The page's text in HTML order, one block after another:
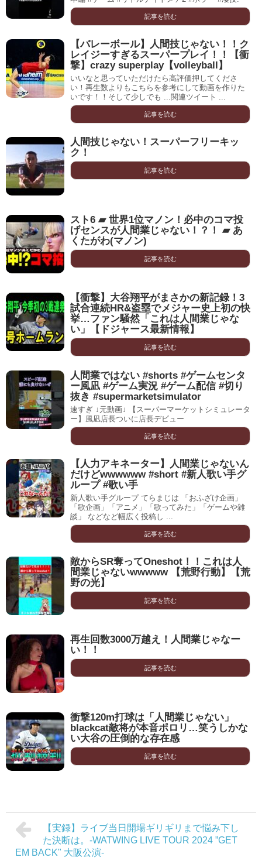
記事を読む
【バレーボール】人間技じゃない！！ク
レイジーすぎるスーパープレイ！！【衝
撃】crazy superplay【volleyball】
いいなと思っていただけたら高評価押してくださ
い！再生数よりもこちらを参考にして動画を作りた
いです！！そして少しでも ...関連ツイート ...
記事を読む
人間技じゃない！スーパーフリーキッ
ク！
記事を読む
スト6 ▰ 世界1位マノン！必中のコマ投
げセンスが人間業じゃない！？！ ▰ あ
くたがわ(マノン)
記事を読む
【衝撃】大谷翔平がまさかの新記録！3
試合連続HR&盗塁でメジャー史上初の快
挙…ファン騒然「これは人間業じゃな
い」【ドジャース最新情報】
記事を読む
人間業ではない #shorts #ゲームセンタ
ー風凪 #ゲーム実況 #ゲーム配信 #切り
抜き #supermarketsimulator
速すぎ ↓元動画↓ 【スーパーマーケットシミュレータ
ー】風凪店長ついに店長デビュー
記事を読む
【人力アキネーター】人間業じゃないん
だけどwwwwww #short #新人歌い手グ
ループ #歌い手
新人歌い手グループ てらまじは 「おふざけ企画」
「歌企画」「アニメ」「歌ってみた」「ゲームや雑
談」 などなど幅広く投稿し ...
記事を読む
敵からSR奪ってOneshot！！これは人
間業じゃないwwwww 【荒野行動】【荒
野の光】
記事を読む
再生回数3000万越え！人間業じゃなー
い！！
記事を読む
衝撃120m打球は「人間業じゃない」
blackcat敵将が本音ポロリ…笑うしかな
い大谷の圧倒的な存在感
記事を読む
【実録】ライブ当日開場ギリギリまで悩み下し
た決断は。-WATWING LIVE TOUR 2024 ”GET
EM BACK" 大阪公演-